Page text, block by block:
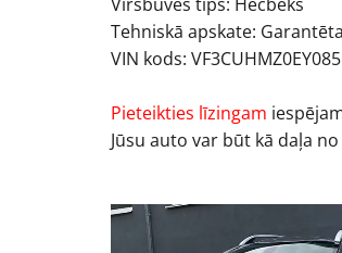
Tehniskā apskate: Garantēta
VIN kods:
Pieteikties līzingam
Jūsu auto var būt kā daļa